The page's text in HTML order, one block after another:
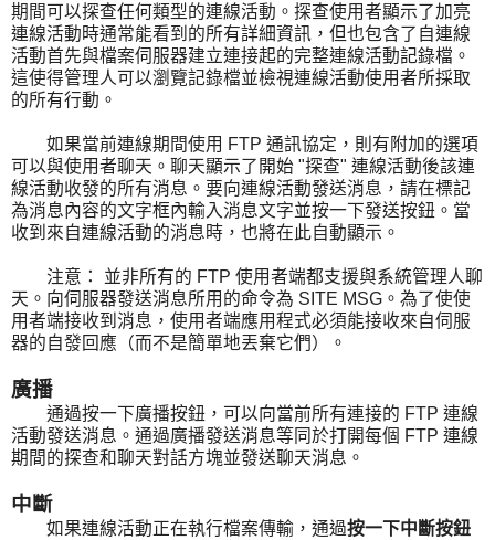
期間可以探查任何類型的連線活動。探查使用者顯示了加亮
連線活動時通常能看到的所有詳細資訊，但也包含了自連線
活動首先與檔案伺服器建立連接起的完整連線活動記錄檔。
這使得管理人可以瀏覽記錄檔並檢視連線活動使用者所採取
的所有行動。
如果當前連線期間使用 FTP 通訊協定，則有附加的選項
可以與使用者聊天。聊天顯示了開始 "探查" 連線活動後該連
線活動收發的所有消息。要向連線活動發送消息，請在標記
為消息內容的文字框內輸入消息文字並按一下發送按鈕。當
收到來自連線活動的消息時，也將在此自動顯示。
注意： 並非所有的 FTP 使用者端都支援與系統管理人聊
天。向伺服器發送消息所用的命令為 SITE MSG。為了使使
用者端接收到消息，使用者端應用程式必須能接收來自伺服
器的自發回應（而不是簡單地丟棄它們）。
廣播
通過按一下廣播按鈕，可以向當前所有連接的 FTP 連線
活動發送消息。通過廣播發送消息等同於打開每個 FTP 連線
期間的探查和聊天對話方塊並發送聊天消息。
中斷
如果連線活動正在執行檔案傳輸，通過按一下中斷按鈕